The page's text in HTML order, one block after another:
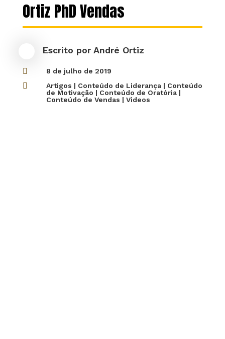
Ortiz PhD Vendas
Escrito por André Ortiz
 8 de julho de 2019
 Artigos | Conteúdo de Liderança| Conteúdo
de Motivação | Conteúdo de Oratória|
Conteúdo de Vendas | Videos